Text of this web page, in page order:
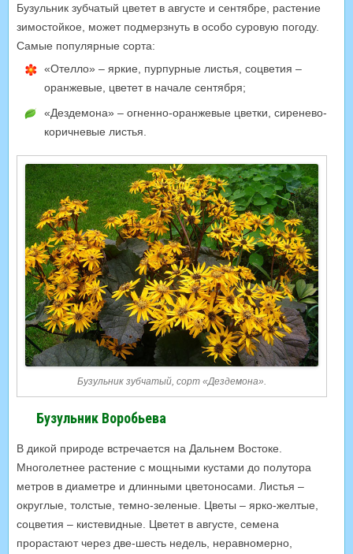
Бузульник зубчатый цветет в августе и сентябре, растение
зимостойкое, может подмерзнуть в особо суровую погоду.
Самые популярные сорта:
«Отелло» – яркие, пурпурные листья, соцветия –
оранжевые, цветет в начале сентября;
«Дездемона» – огненно-оранжевые цветки, сиренево-
коричневые листья.
Бузульник зубчатый, сорт «Дездемона».
Бузульник Воробьева
В дикой природе встречается на Дальнем Востоке.
Многолетнее растение с мощными кустами до полутора
метров в диаметре и длинными цветоносами. Листья –
округлые, толстые, темно-зеленые. Цветы – ярко-желтые,
соцветия – кистевидные. Цветет в августе, семена
прорастают через две-шесть недель, неравномерно,